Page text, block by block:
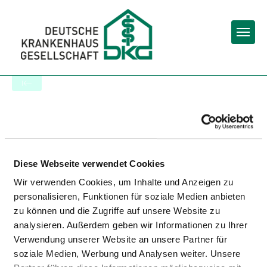
Diese Webseite verwendet Cookies
Wir verwenden Cookies, um Inhalte und Anzeigen zu
personalisieren, Funktionen für soziale Medien anbieten
zu können und die Zugriffe auf unsere Website zu
analysieren. Außerdem geben wir Informationen zu Ihrer
Verwendung unserer Website an unsere Partner für
soziale Medien, Werbung und Analysen weiter. Unsere
ECHTAZ
ACCESSIBILITY